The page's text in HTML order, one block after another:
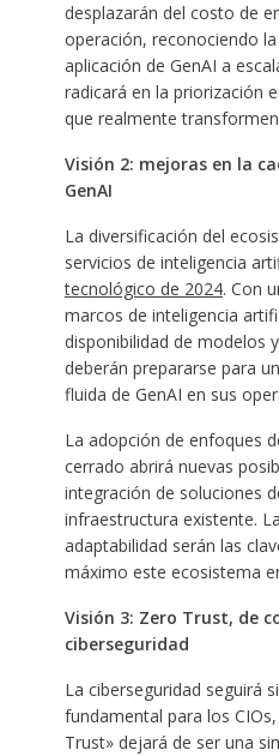
desplazarán del costo de
operación, reconociendo
aplicación de GenAI a
radicará en la priorización
que realmente
Visión 2: mejoras en la
GenAI
La diversificación del
servicios de inteligencia
tecnológico de 2024. Con
marcos de inteligencia
disponibilidad de modelos
deberán prepararse para
fluida de GenAI en sus
La adopción de enfoques
cerrado abrirá nuevas
integración de soluciones
infraestructura existente.
adaptabilidad serán las
máximo este ecosistema
Visión 3: Zero Trust, de
ciberseguridad
La ciberseguridad seguirá
fundamental para los
Trust» dejará de ser una